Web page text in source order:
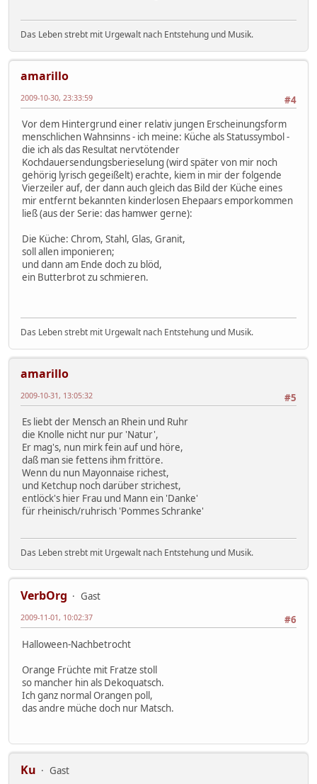
Das Leben strebt mit Urgewalt nach Entstehung und Musik.
amarillo
#4
2009-10-30, 23:33:59
Vor dem Hintergrund einer relativ jungen Erscheinungsform
menschlichen Wahnsinns - ich meine: Küche als Statussymbol -
die ich als das Resultat nervtötender
Kochdauersendungsberieselung (wird später von mir noch
gehörig lyrisch gegeißelt) erachte, kiem in mir der folgende
Vierzeiler auf, der dann auch gleich das Bild der Küche eines
mir entfernt bekannten kinderlosen Ehepaars emporkommen
ließ (aus der Serie: das hamwer gerne):
Die Küche: Chrom, Stahl, Glas, Granit,
soll allen imponieren;
und dann am Ende doch zu blöd,
ein Butterbrot zu schmieren.
Das Leben strebt mit Urgewalt nach Entstehung und Musik.
amarillo
#5
2009-10-31, 13:05:32
Es liebt der Mensch an Rhein und Ruhr
die Knolle nicht nur pur 'Natur',
Er mag's, nun mirk fein auf und höre,
daß man sie fettens ihm frittöre.
Wenn du nun Mayonnaise richest,
und Ketchup noch darüber strichest,
entlöck's hier Frau und Mann ein 'Danke'
für rheinisch/ruhrisch 'Pommes Schranke'
Das Leben strebt mit Urgewalt nach Entstehung und Musik.
VerbOrg
Gast
#6
2009-11-01, 10:02:37
Halloween-Nachbetrocht
Orange Früchte mit Fratze stoll
so mancher hin als Dekoquatsch.
Ich ganz normal Orangen poll,
das andre müche doch nur Matsch.
Ku Gast